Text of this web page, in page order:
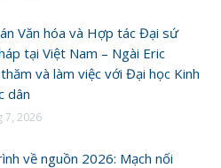
Văn hóa và Hợp tác Đại sứ
tại Việt Nam – Ngài Eric
và làm việc với Đại học Kinh
dân
7, 2026
về nguồn 2026: Mạch nối